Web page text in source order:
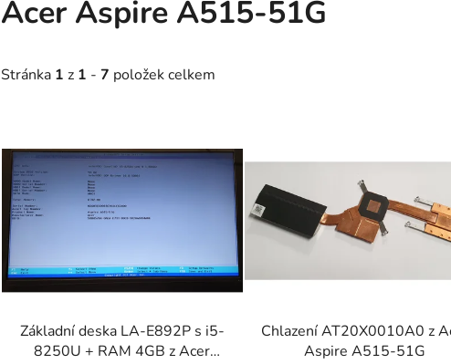
Acer Aspire A515-51G
Stránka 1 z 1 - 7 položek celkem
ý
p
s
p
r
o
Základní deska LA-E892P s i5-
8250U + RAM 4GB z Acer
Chlazení AT20X0010A0 z
Aspire A515-51G